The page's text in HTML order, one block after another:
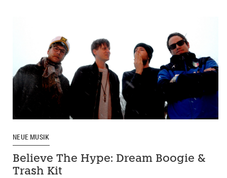
NEUE MUSIK
Believe The Hype: Dream Boogie &
Trash Kit